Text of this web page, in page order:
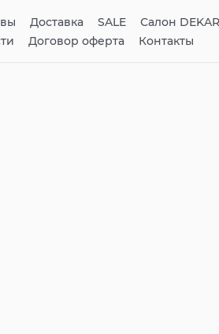
Доставка SALE
Салон DEKAR
Договор оферта Контакты